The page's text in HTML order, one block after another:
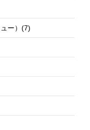
ー）(7)